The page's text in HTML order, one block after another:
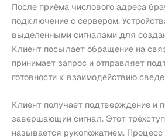
После приёма числового адреса
подключение с сервером.
выделенными сигналами для
Клиент посылает обращение на
принимает запрос и отправляет
готовности к взаимодействию
Клиент получает подтверждение и
завершающий сигнал. Этот
называется рукопожатием.